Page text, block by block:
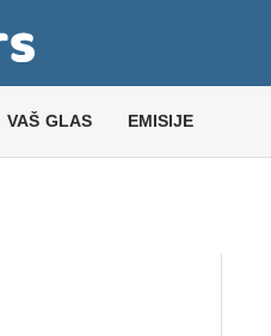
VAŠ GLAS EMISIJE